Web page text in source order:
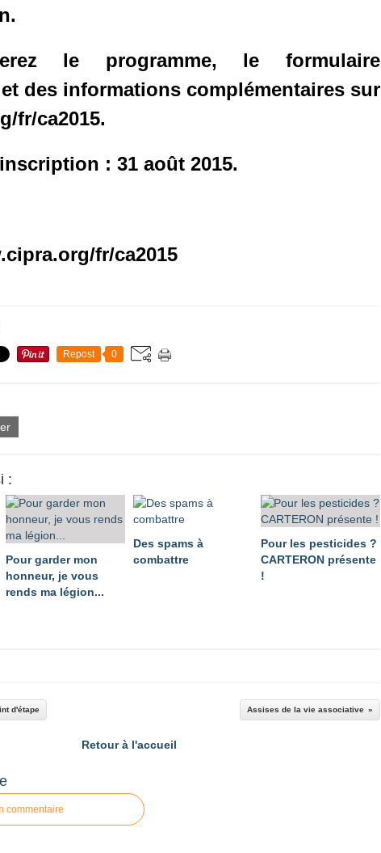
le programme, le formulaire
des informations complémentaires sur
fr/ca2015.
: 31 août 2015.
fr/ca2015
Repost 0
:
Pour garder mon
honneur, je vous
rends ma légion...
Des spams à
combattre
Pour les pesticides ?
CARTERON présente
!
d'étape Assises de la vie associative
Retour à l'accueil
commentaire